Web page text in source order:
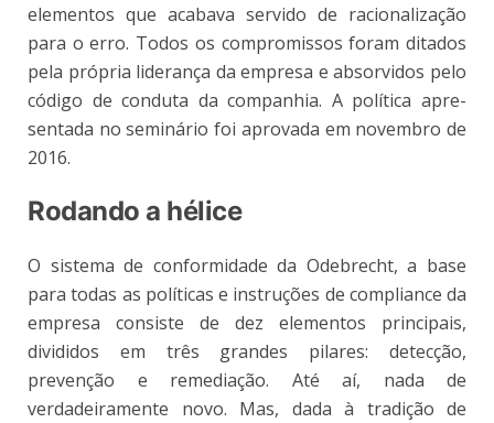
elementos que acabava servido de racionalização
para o erro. Todos os compromissos foram ditados
pela própria liderança da empresa e absorvidos pelo
código de conduta da companhia. A política apre-
sentada no seminário foi aprovada em novembro de
2016.
Rodando a hélice
O sistema de conformidade da Odebrecht, a base
para todas as políticas e instruções de compliance da
empresa consiste de dez elementos principais,
divididos em três grandes pilares: detecção,
prevenção e remediação. Até aí, nada de
verdadeiramente novo. Mas, dada à tradição de